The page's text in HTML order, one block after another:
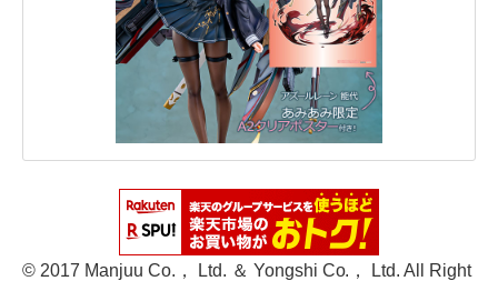
© 2017 Manjuu Co.， Ltd. ＆ Yongshi Co.， Ltd. All Right